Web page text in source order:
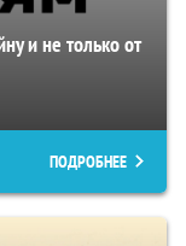
и не только от
ПОДРОБНЕЕ